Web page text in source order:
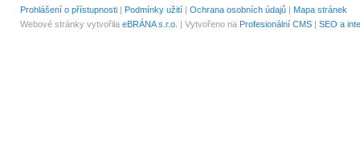
Prohlášení o přístupnosti | Podmínky užití | Ochrana osobních údajů | Mapa stránek
Webové stránky vytvořila eBRÁNA s.r.o. | Vytvořeno na Profesionální CMS | SEO a